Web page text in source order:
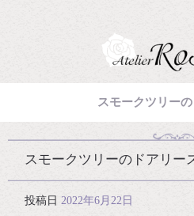
スモークツリー
スモークツリーのドアリー
投稿日 2022年6月22日